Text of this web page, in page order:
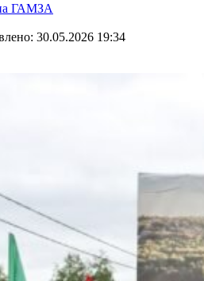
ГАМЗА
30.05.2026 19:34